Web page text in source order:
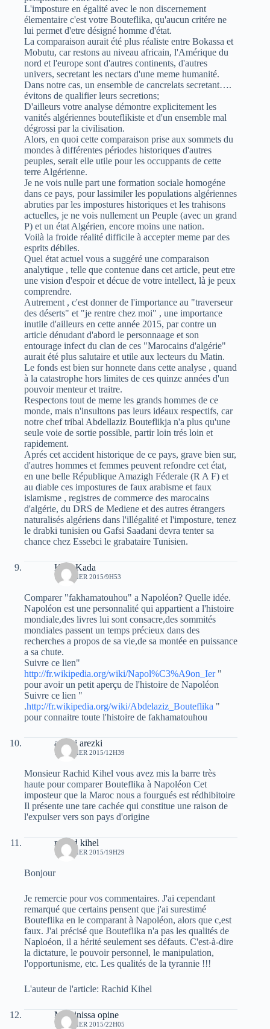
L'imposture en égalité avec le non discernement
élementaire c'est votre Bouteflika, qu'aucun critére ne
lui permet d'etre désigné homme d'état.
La comparaison aurait été plus réaliste entre Bokassa et
Mobutu, car restons au niveau africain, l'Amérique du
nord et l'europe sont d'autres continents, d'autres
univers, secretant les nectars d'une meme humanité.
Dans notre cas, un ensemble de cancrelats secretant….
évitons de qualifier leurs secretions;
D'ailleurs votre analyse démontre explicitement les
vanités algériennes bouteflikiste et d'un ensemble mal
dégrossi par la civilisation.
Alors, en quoi cette comparaison prise aux sommets du
mondes à différentes périodes historiques d'autres
peuples, serait elle utile pour les occuppants de cette
terre Algérienne.
Je ne vois nulle part une formation sociale homogéne
dans ce pays, pour lassimiler les populations algériennes
abruties par les impostures historiques et les trahisons
actuelles, je ne vois nullement un Peuple (avec un grand
P) et un état Algérien, encore moins une nation.
Voilà la froide réalité difficile à accepter meme par des
esprits débiles.
Quel état actuel vous a suggéré une comparaison
analytique , telle que contenue dans cet article, peut etre
une vision d'espoir et décue de votre intellect, là je peux
comprendre.
Autrement , c'est donner de l'importance au "traverseur
des déserts" et "je rentre chez moi" , une importance
inutile d'ailleurs en cette année 2015, par contre un
article dénudant d'abord le personnaage et son
entourage infect du clan de ces "Marocains d'algérie"
aurait été plus salutaire et utile aux lecteurs du Matin.
Le fonds est bien sur honnete dans cette analyse , quand
à la catastrophe hors limites de ces quinze années d'un
pouvoir menteur et traitre.
Respectons tout de meme les grands hommes de ce
monde, mais n'insultons pas leurs idéaux respectifs, car
notre chef tribal Abdellaziz Bouteflikja n'a plus qu'une
seule voie de sortie possible, partir loin trés loin et
rapidement.
Aprés cet accident historique de ce pays, grave bien sur,
d'autres hommes et femmes peuvent refondre cet état,
en une belle République Amazigh Féderale (R A F) et
au diable ces impostures de faux arabisme et faux
islamisme , registres de commerce des marocains
d'algérie, du DRS de Mediene et des autres étrangers
naturalisés algériens dans l'illégalité et l'imposture, tenez
le drabki tunisien ou Gafsi Saadani devra tenter sa
chance chez Essebci le grabataire Tunisien.
Kadi Kada
1 JANVIER 2015/9H53
Comparer "fakhamatouhou" a Napoléon? Quelle idée.
Napoléon est une personnalité qui appartient a l'histoire
mondiale,des livres lui sont consacre,des sommités
mondiales passent un temps précieux dans des
recherches a propos de sa vie,de sa montée en puissance
a sa chute.
Suivre ce lien"
http://fr.wikipedia.org/wiki/Napol%C3%A9on_Ier"
pour avoir un petit aperçu de l'histoire de Napoléon
Suivre ce lien "
.http://fr.wikipedia.org/wiki/Abdelaziz_Bouteflika "
pour connaitre toute l'histoire de fakhamatouhou
arezki arezki
1 JANVIER 2015/12H39
Monsieur Rachid Kihel vous avez mis la barre très
haute pour comparer Bouteflika à Napoléon Cet
imposteur que la Maroc nous a fourgués est rédhibitoire
Il présente une tare cachée qui constitue une raison de
l'expulser vers son pays d'origine
rachid kihel
1 JANVIER 2015/19H29
Bonjour
Je remercie pour vos commentaires. J'ai cependant
remarqué que certains pensent que j'ai surestimé
Bouteflika en le comparant à Napoléon, alors que c,est
faux. J'ai précisé que Bouteflika n'a pas les qualités de
Naploéon, il a hérité seulement ses défauts. C'est-à-dire
la dictature, le pouvoir personnel, le manipulation,
l'opportunisme, etc. Les qualités de la tyrannie !!!
L'auteur de l'article: Rachid Kihel
Massinissa opine
1 JANVIER 2015/22H05